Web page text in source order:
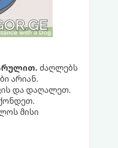
ძაღლებს
არიან.
და დაღალეთ.
მისი